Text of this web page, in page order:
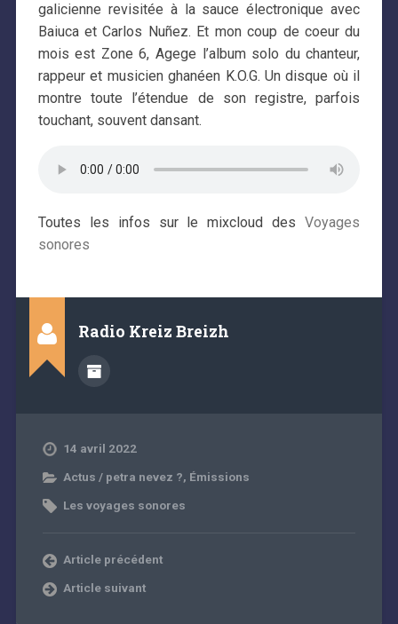
galicienne revisitée à la sauce électronique avec
Baiuca et Carlos Nuñez. Et mon coup de coeur du
mois est Zone 6, Agege l’album solo du chanteur,
rappeur et musicien ghanéen K.O.G. Un disque où il
montre toute l’étendue de son registre, parfois
touchant, souvent dansant.
Toutes les infos sur le mixcloud desVoyages
sonores
Radio Kreiz Breizh
14 avril 2022
Actus / petra nevez ?, Émissions
Les voyages sonores
Article précédent
Article suivant